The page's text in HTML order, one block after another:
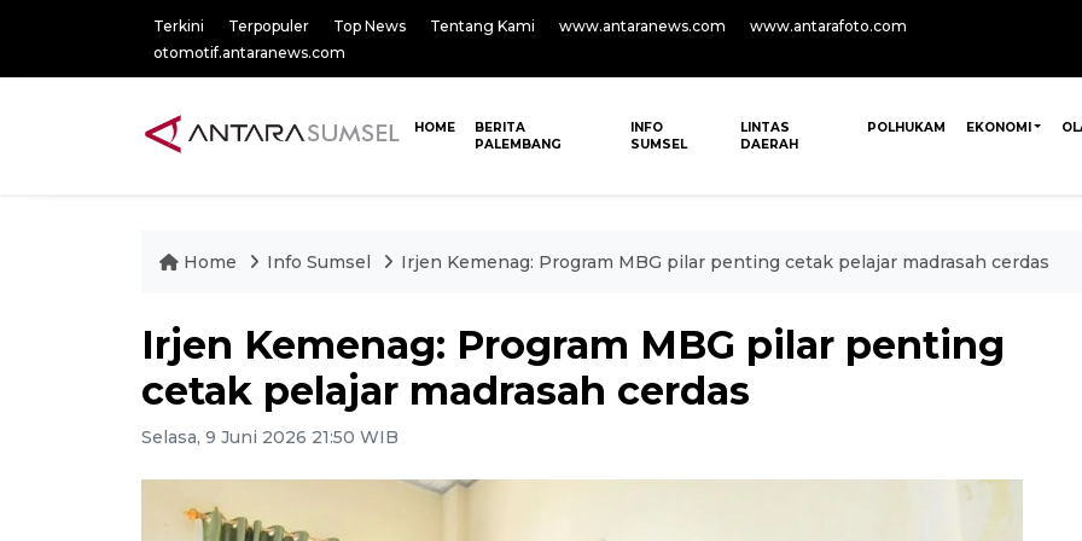
Terkini Terpopuler Top News Tentang Kami www.antaranews.com
www.antarafoto.com
otomotif.antaranews.com
HOME
BERITA
PALEMBANG
INFO
SUMSEL
LINTAS
DAERAH
POLHUKAM EKONOMI
Home Info Sumsel Irjen Kemenag: Program MBG pilar penting cetak pelajar madrasah cerdas
Irjen Kemenag: Program MBG pilar penting
cetak pelajar madrasah cerdas
Selasa, 9 Juni 2026 21:50 WIB